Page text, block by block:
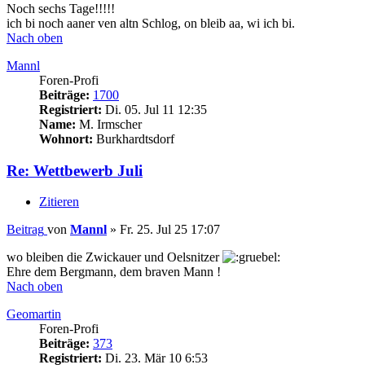
Noch sechs Tage!!!!!
ich bi noch aaner ven altn Schlog, on bleib aa, wi ich bi.
Nach oben
Mannl
Foren-Profi
Beiträge: 1700
Registriert: Di. 05. Jul 11 12:35
Name: M. Irmscher
Wohnort: Burkhardtsdorf
Re: Wettbewerb Juli
Zitieren
Beitrag von Mannl » Fr. 25. Jul 25 17:07
wo bleiben die Zwickauer und Oelsnitzer
Ehre dem Bergmann, dem braven Mann !
Nach oben
Geomartin
Foren-Profi
Beiträge: 373
Registriert: Di. 23. Mär 10 6:53